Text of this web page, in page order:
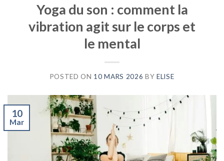
Yoga du son : comment la
vibration agit sur le corps et
le mental
POSTED ON 10 MARS 2026 BYELISE
10
Mar